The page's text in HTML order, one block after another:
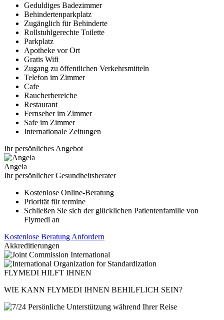
Geduldiges Badezimmer
Behindertenparkplatz
Zugänglich für Behinderte
Rollstuhlgerechte Toilette
Parkplatz
Apotheke vor Ort
Gratis Wifi
Zugang zu öffentlichen Verkehrsmitteln
Telefon im Zimmer
Cafe
Raucherbereiche
Restaurant
Fernseher im Zimmer
Safe im Zimmer
Internationale Zeitungen
Ihr persönliches Angebot
Angela
Ihr persönlicher Gesundheitsberater
Kostenlose Online-Beratung
Priorität für termine
Schließen Sie sich der glücklichen Patientenfamilie von
Flymedi an
Kostenlose Beratung Anfordern
Akkreditierungen
FLYMEDI HILFT IHNEN
WIE KANN FLYMEDI IHNEN BEHILFLICH SEIN?